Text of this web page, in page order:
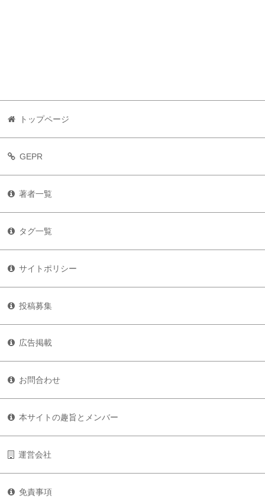
トップページ
GEPR
著者一覧
タグ一覧
サイトポリシー
投稿募集
広告掲載
お問合わせ
本サイトの趣旨とメンバー
運営会社
免責事項